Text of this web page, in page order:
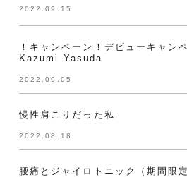
2022.09.15
！キャンペーン！デビューキャン
Kazumi Yasuda
2022.09.05
慢性肩こりだった私
2022.08.18
腰痛とジャイロトニック（期間限